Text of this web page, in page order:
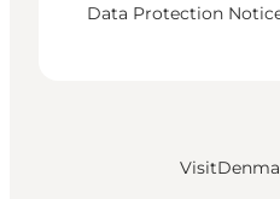
Data Protection